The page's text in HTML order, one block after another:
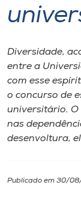
Atendimento
Portal de
A
Diversidade,
entre a
com esse
o concurso de
universitário. O
nas
desenvoltura,
Publicado em 30/